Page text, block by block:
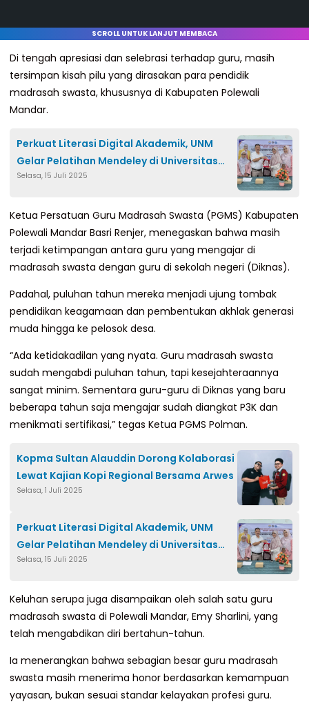
SCROLL UNTUK LANJUT MEMBACA
Di tengah apresiasi dan selebrasi terhadap guru, masih
tersimpan kisah pilu yang dirasakan para pendidik
madrasah swasta, khususnya di Kabupaten Polewali
Mandar.
Perkuat Literasi Digital Akademik, UNM
Gelar Pelatihan Mendeley di Universitas
Patompo
Selasa, 15 Juli 2025
Ketua Persatuan Guru Madrasah Swasta (PGMS) Kabupaten
Polewali Mandar Basri Renjer, menegaskan bahwa masih
terjadi ketimpangan antara guru yang mengajar di
madrasah swasta dengan guru di sekolah negeri (Diknas).
Padahal, puluhan tahun mereka menjadi ujung tombak
pendidikan keagamaan dan pembentukan akhlak generasi
muda hingga ke pelosok desa.
“Ada ketidakadilan yang nyata. Guru madrasah swasta
sudah mengabdi puluhan tahun, tapi kesejahteraannya
sangat minim. Sementara guru-guru di Diknas yang baru
beberapa tahun saja mengajar sudah diangkat P3K dan
menikmati sertifikasi,” tegas Ketua PGMS Polman.
Kopma Sultan Alauddin Dorong Kolaborasi
Lewat Kajian Kopi Regional Bersama Arwes
Selasa, 1 Juli 2025
Perkuat Literasi Digital Akademik, UNM
Gelar Pelatihan Mendeley di Universitas
Patompo
Selasa, 15 Juli 2025
Keluhan serupa juga disampaikan oleh salah satu guru
madrasah swasta di Polewali Mandar, Emy Sharlini, yang
telah mengabdikan diri bertahun-tahun.
Ia menerangkan bahwa sebagian besar guru madrasah
swasta masih menerima honor berdasarkan kemampuan
yayasan, bukan sesuai standar kelayakan profesi guru.